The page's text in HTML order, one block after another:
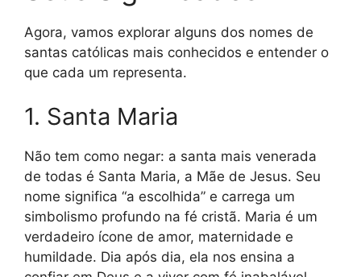
Agora, vamos explorar alguns dos nomes de
santas católicas mais conhecidos e entender o
que cada um representa.
1. Santa Maria
Não tem como negar: a santa mais venerada
de todas é Santa Maria, a Mãe de Jesus. Seu
nome significa “a escolhida” e carrega um
simbolismo profundo na fé cristã. Maria é um
verdadeiro ícone de amor, maternidade e
humildade. Dia após dia, ela nos ensina a